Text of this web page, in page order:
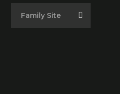
Family Site